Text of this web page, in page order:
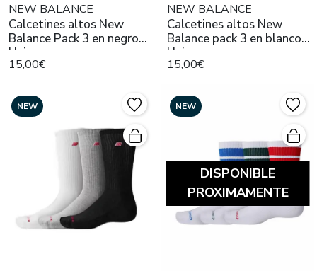
NEW BALANCE
Calcetines altos New
Balance Pack 3 en negro
Unisex
15,00€
NEW BALANCE
Calcetines altos New
Balance pack 3 en blanco
Unisex
15,00€
NEW NEW
DISPONIBLE
PROXIMAMENTE